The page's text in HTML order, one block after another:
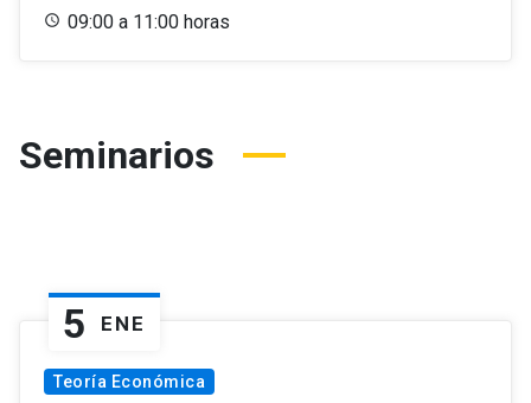
09:00 a 11:00 horas
Seminarios
5 ENE
Teoría Económica